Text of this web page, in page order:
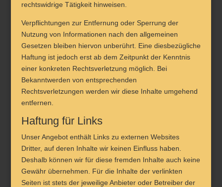
rechtswidrige Tätigkeit hinweisen.
Verpflichtungen zur Entfernung oder Sperrung der
Nutzung von Informationen nach den allgemeinen
Gesetzen bleiben hiervon unberührt. Eine diesbezügliche
Haftung ist jedoch erst ab dem Zeitpunkt der Kenntnis
einer konkreten Rechtsverletzung möglich. Bei
Bekanntwerden von entsprechenden
Rechtsverletzungen werden wir diese Inhalte umgehend
entfernen.
Haftung für Links
Unser Angebot enthält Links zu externen Websites
Dritter, auf deren Inhalte wir keinen Einfluss haben.
Deshalb können wir für diese fremden Inhalte auch keine
Gewähr übernehmen. Für die Inhalte der verlinkten
Seiten ist stets der jeweilige Anbieter oder Betreiber der